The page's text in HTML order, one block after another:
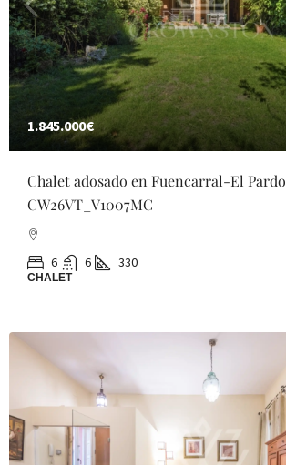
1.845.000€
Chalet adosado en Fuencarral-El Pardo
CW26VT_V1007MC
6 6 330
CHALET